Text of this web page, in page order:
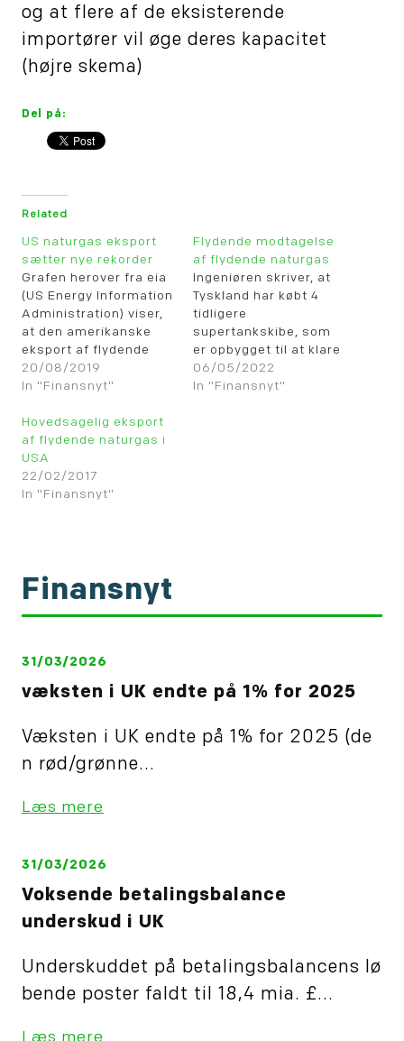
og at flere af de eksisterende
importører vil øge deres kapacitet
(højre skema)
Del på:
Related
US naturgas eksport
sætter nye rekorder
Grafen herover fra eia
(US Energy Information
Administration) viser,
at den amerikanske
eksport af flydende
naturgas er steget
gennem flere år og
20/08/2019
In "Finansnyt"
Flydende modtagelse
af flydende naturgas
Ingeniøren skriver, at
Tyskland har købt 4
tidligere
supertankskibe, som
er opbygget til at klare
modtagelse af
flydende naturgas.
06/05/2022
In "Finansnyt"
Hovedsagelig eksport
af flydende naturgas i
USA
22/02/2017
In "Finansnyt"
Finansnyt
31/03/2026
væksten i UK endte på 1% for 2025
Væksten i UK endte på 1% for 2025 (de
n rød/grønne...
Læs mere
31/03/2026
Voksende betalingsbalance
underskud i UK
Underskuddet på betalingsbalancens lø
bende poster faldt til 18,4 mia. £...